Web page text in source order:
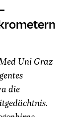
Uni Graz
die